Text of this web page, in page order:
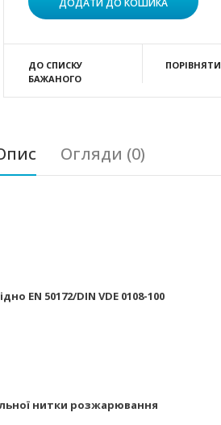
ДО СПИСКУ
БАЖАНОГО
ПОРІВНЯТИ
Огляди (0)
EN 50172/DIN VDE 0108-100
нитки розжарювання